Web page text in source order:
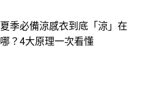
夏季必備涼感衣到底「涼」在
哪？4大原理一次看懂